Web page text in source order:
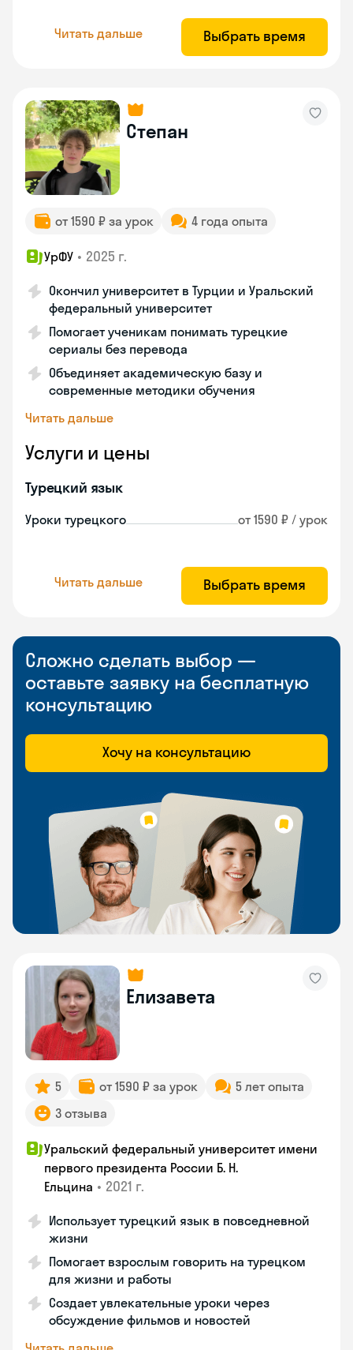
Читать дальше Выбрать время
Степан
от 1590 ₽ за урок 4 года опыта
УрФУ • 2025 г.
Окончил университет в Турции и Уральский
федеральный университет
Помогает ученикам понимать турецкие
сериалы без перевода
Объединяет академическую базу и
современные методики обучения
Читать дальше
Услуги и цены
Турецкий язык
Уроки турецкого от 1590 ₽ / урок
Читать дальше Выбрать время
Сложно сделать выбор —
оставьте заявку на бесплатную
консультацию
Хочу на консультацию
Елизавета
5 от 1590 ₽ за урок
5 лет опыта
3 отзыва
Уральский федеральный университет имени
первого президента России Б. Н.
Ельцина • 2021 г.
Использует турецкий язык в повседневной
жизни
Помогает взрослым говорить на турецком
для жизни и работы
Создает увлекательные уроки через
обсуждение фильмов и новостей